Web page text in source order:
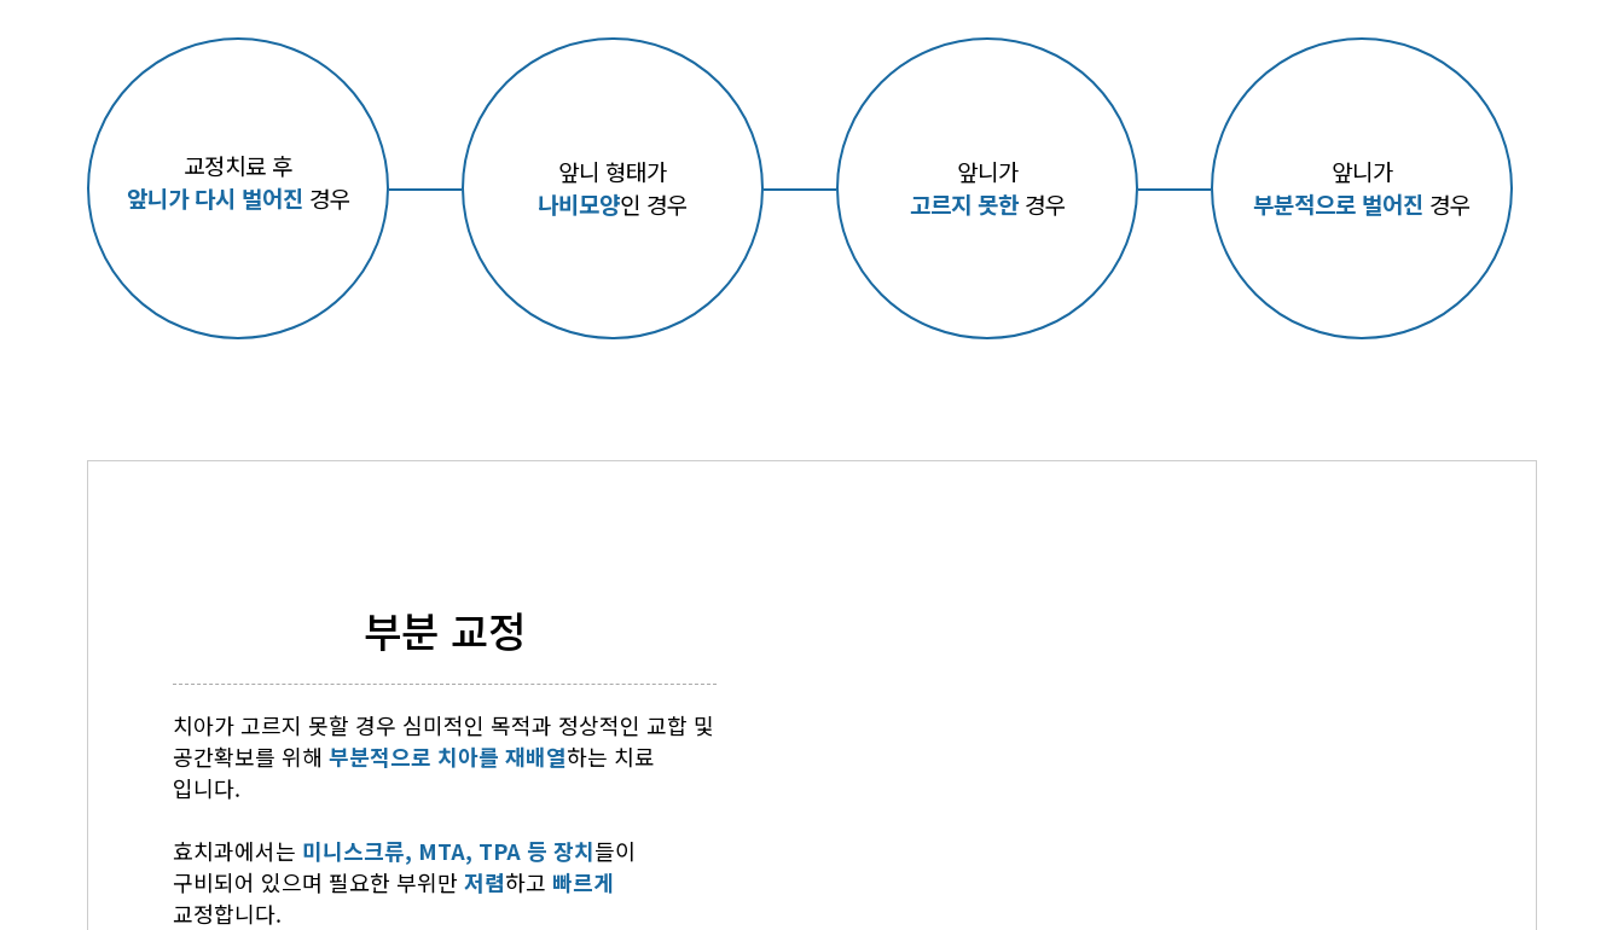
교정치료 후
앞니가 다시 벌어진 경우
앞니 형태가
나비모양인 경우
앞니가
고르지 못한경우
앞니가
부분적으로 벌어진 경우
부분 교정
치아가 고르지 못할 경우 심미적인 목적과 정상적인 교합 및
공간확보를 위해 부분적으로 치아를 재배열하는 치료
입니다.
효치과에서는 미니스크류, MTA, TPA 등 장치들이
구비되어 있으며 필요한 부위만 저렴하고 빠르게
교정합니다.